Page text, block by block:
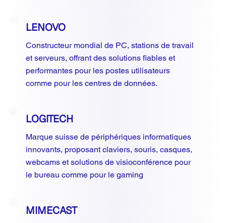
LENOVO
Constructeur mondial de PC, stations de travail
et serveurs, offrant des solutions fiables et
performantes pour les postes utilisateurs
comme pour les centres de données.
LOGITECH
Marque suisse de périphériques informatiques
innovants, proposant claviers, souris, casques,
webcams et solutions de visioconférence pour
le bureau comme pour le gaming
MIMECAST